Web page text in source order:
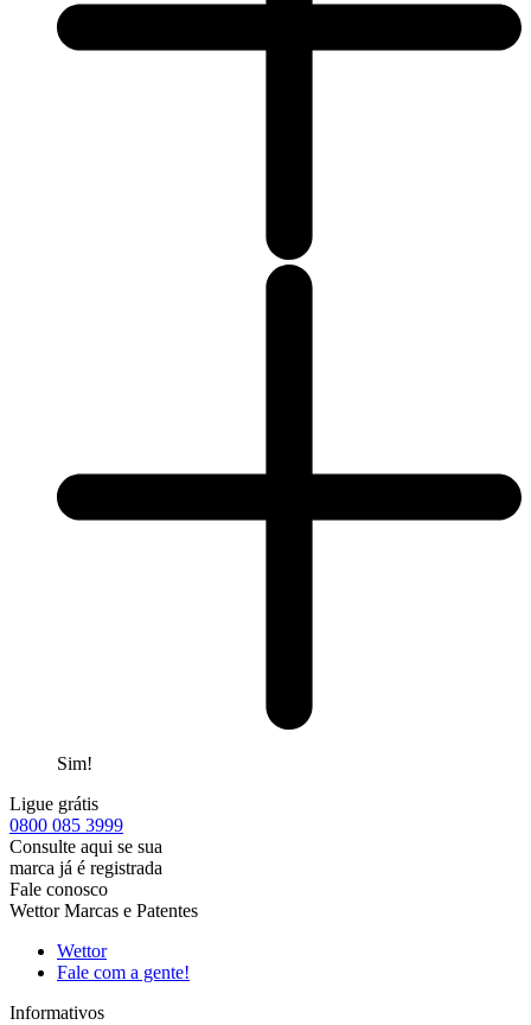
Sim!
Ligue grátis
0800 085 3999
Consulte aqui se sua
marca já é registrada
Fale conosco
Wettor Marcas e Patentes
Wettor
Fale com a gente!
Informativos